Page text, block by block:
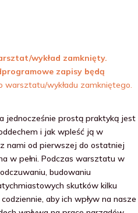
wykład zamknięty.
zapisy będą
warsztatu/wykładu zamkniętego.
jednocześnie prostą praktyką jest
i jak wpleść ją w
nami od pierwszej do ostatniej
w pełni. Podczas warsztatu w
budowaniu
skutków kilku
aby ich wpływ na nasze